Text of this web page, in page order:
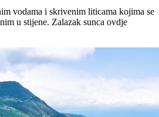
vodama i skrivenim liticama kojima se
u stijene. Zalazak sunca ovdje